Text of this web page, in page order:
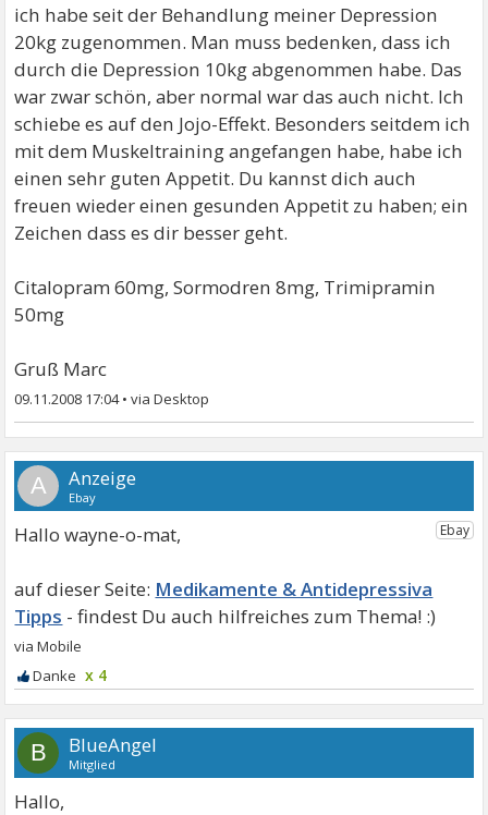
ich habe seit der Behandlung meiner Depression
20kg zugenommen. Man muss bedenken, dass ich
durch die Depression 10kg abgenommen habe. Das
war zwar schön, aber normal war das auch nicht. Ich
schiebe es auf den Jojo-Effekt. Besonders seitdem ich
mit dem Muskeltraining angefangen habe, habe ich
einen sehr guten Appetit. Du kannst dich auch
freuen wieder einen gesunden Appetit zu haben; ein
Zeichen dass es dir besser geht.
Citalopram 60mg, Sormodren 8mg, Trimipramin
50mg
Gruß Marc
09.11.2008 17:04•
A
Hallo wayne-o-mat,
Medikamente & Antidepressiva
Tipps
x 4
B BlueAngel
Mitglied
Hallo,